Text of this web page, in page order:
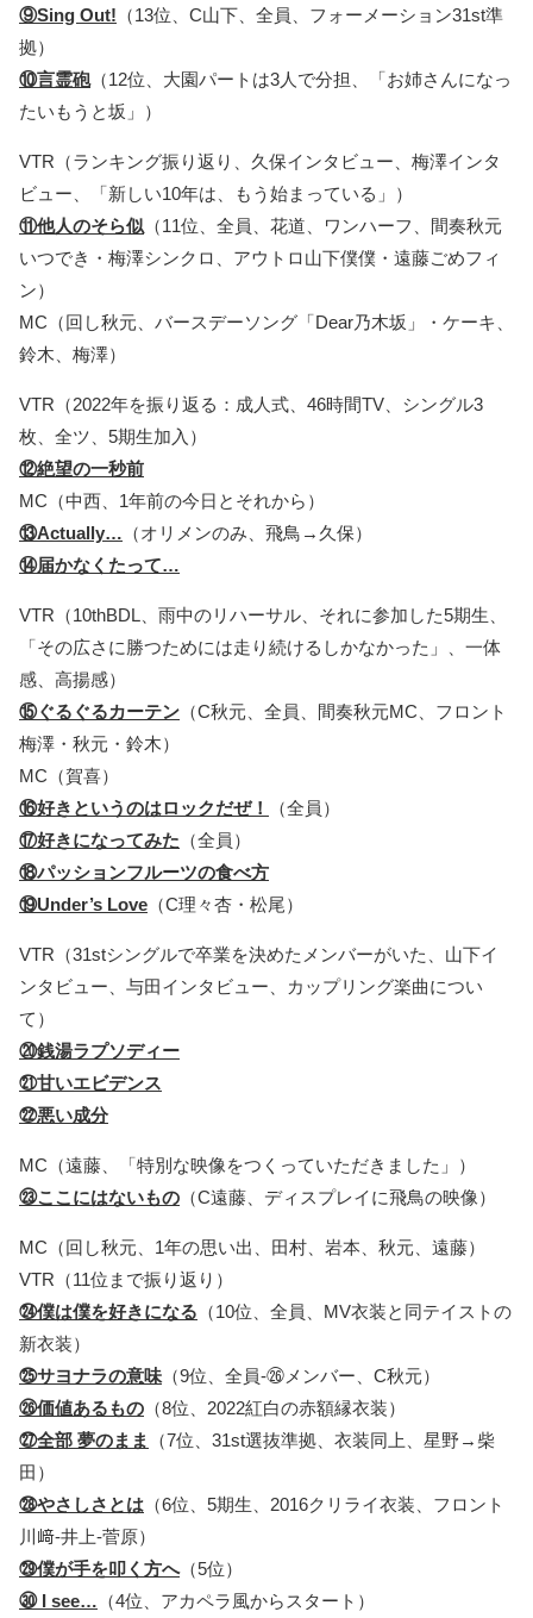
⑨Sing Out! （13位、C山下、全員、フォーメーション31st準
拠）
⑩言霊砲（12位、大園パートは3人で分担、「お姉さんになっ
たいもうと坂」）
VTR（ランキング振り返り、久保インタビュー、梅澤インタ
ビュー、「新しい10年は、もう始まっている」）
⑪他人のそら似 （11位、全員、花道、ワンハーフ、間奏秋元
いつでき・梅澤シンクロ、アウトロ山下僕僕・遠藤ごめフィ
ン）
MC（回し秋元、バースデーソング「Dear乃木坂」・ケーキ、
鈴木、梅澤）
VTR（2022年を振り返る：成人式、46時間TV、シングル3
枚、全ツ、5期生加入）
⑫絶望の一秒前
MC（中西、1年前の今日とそれから）
⑬Actually… （オリメンのみ、飛鳥→久保）
⑭届かなくたって…
VTR（10thBDL、雨中のリハーサル、それに参加した5期生、
「その広さに勝つためには走り続けるしかなかった」、一体
感、高揚感）
⑮ぐるぐるカーテン （C秋元、全員、間奏秋元MC、フロント
梅澤・秋元・鈴木）
MC（賀喜）
⑯好きというのはロックだぜ！
（全員）
⑰好きになってみた （全員）
⑱パッションフルーツの食べ方
⑲Under’s Love （C理々杏・松尾）
VTR（31stシングルで卒業を決めたメンバーがいた、山下イ
ンタビュー、与田インタビュー、カップリング楽曲につい
て）
⑳銭湯ラプソディー
㉑甘いエビデンス
㉒悪い成分
MC（遠藤、「特別な映像をつくっていただきました」）
㉓ここにはないもの （C遠藤、ディスプレイに飛鳥の映像）
MC（回し秋元、1年の思い出、田村、岩本、秋元、遠藤）
VTR（11位まで振り返り）
㉔僕は僕を好きになる （10位、全員、MV衣装と同テイストの
新衣装）
㉕サヨナラの意味 （9位、全員-㉖メンバー、C秋元）
㉖価値あるもの （8位、2022紅白の赤額縁衣装）
㉗全部 夢のまま
（7位、31st選抜準拠、衣装同上、星野→柴
田）
㉘やさしさとは （6位、5期生、2016クリライ衣装、フロント
川﨑-井上-菅原）
㉙僕が手を叩く方へ（5位）
㉚ I see… （4位、アカペラ風からスタート）